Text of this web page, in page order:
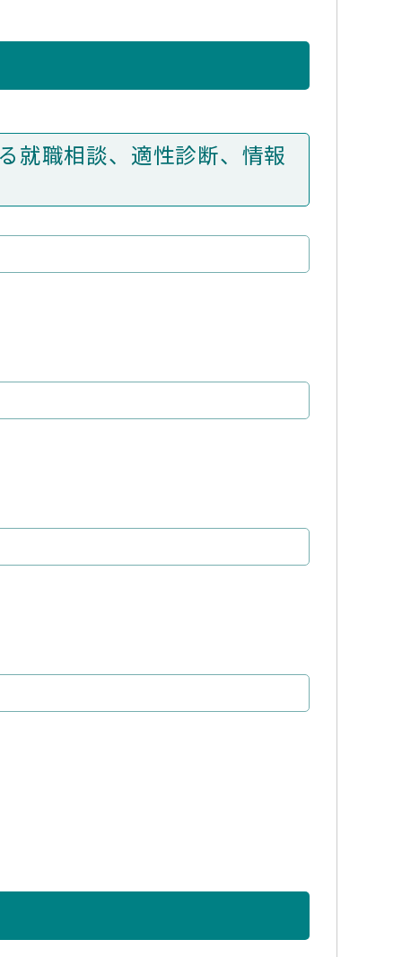
就職相談、適性診断、情報